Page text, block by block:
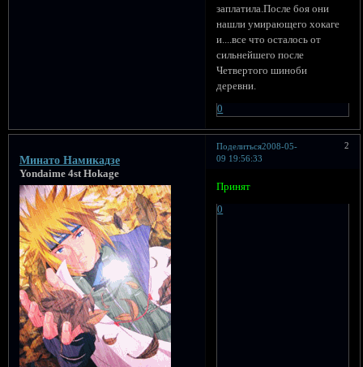
заплатила.После боя они
нашли умирающего хокаге
и....все что осталось от
сильнейшего после
Четвертого шиноби
деревни.
0
Поделиться 2
2008-05-
09 19:56:33
Минато Намикадзе
Yondaime 4st Hokage
Принят
0